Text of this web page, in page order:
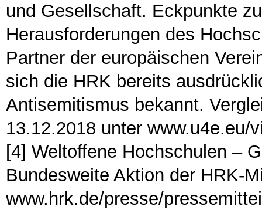
und Gesellschaft. Eckpunkte
Herausforderungen des
Partner der europäischen
sich die HRK bereits
Antisemitismus bekannt.
13.12.2018 unter www.u4e.eu/
[4] Weltoffene Hochschulen –
Bundesweite Aktion der HRK-
www.hrk.de/presse/